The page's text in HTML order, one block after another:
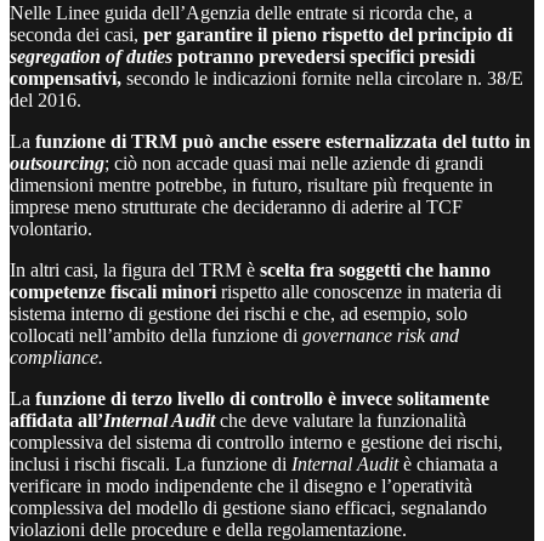
Nelle Linee guida dell’Agenzia delle entrate si ricorda che, a
seconda dei casi, per garantire il pieno rispetto del principio di
segregation of duties potranno prevedersi specifici presidi
compensativi, secondo le indicazioni fornite nella circolare n. 38/E
del 2016.
La funzione di TRM può anche essere esternalizzata del tutto in
outsourcing; ciò non accade quasi mai nelle aziende di grandi
dimensioni mentre potrebbe, in futuro, risultare più frequente in
imprese meno strutturate che decideranno di aderire al TCF
volontario.
In altri casi, la figura del TRM è scelta fra soggetti che hanno
competenze fiscali minori rispetto alle conoscenze in materia di
sistema interno di gestione dei rischi e che, ad esempio, solo
collocati nell’ambito della funzione di governance risk and
compliance.
La funzione di terzo livello di controllo è invece solitamente
affidata all’Internal Auditche deve valutare la funzionalità
complessiva del sistema di controllo interno e gestione dei rischi,
inclusi i rischi fiscali. La funzione di Internal Auditè chiamata a
verificare in modo indipendente che il disegno e l’operatività
complessiva del modello di gestione siano efficaci, segnalando
violazioni delle procedure e della regolamentazione.